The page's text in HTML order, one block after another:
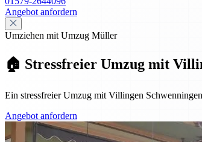
Angebot anfordern
Umziehen mit Umzug Müller
🏠 Stressfreier Umzug mit
Ein stressfreier Umzug mit Villingen
Angebot anfordern